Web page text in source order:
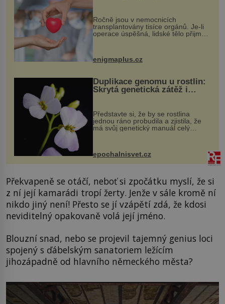
Ročně jsou v nemocnicích
transplantovány tisíce orgánů. Je-li
operace úspěšná, lidské tělo přijme
enigmaplus.cz
Duplikace genomu u rostlin:
Skrytá genetická zátěž i
Představte si, že by se rostlina
jednou ráno probudila a zjistila, že
má svůj genetický manuál celý
vstupenka...
epochalnisvet.cz
Překvapeně se otáčí, neboť si zpočátku myslí, že si
z ní její kamarádi tropí žerty. Jenže v sále kromě ní
nikdo jiný není! Přesto se jí vzápětí zdá, že kdosi
neviditelný opakovaně volá její jméno.
Blouzní snad, nebo se projevil tajemný genius loci
spojený s ďábelským sanatoriem ležícím
jihozápadně od hlavního německého města?